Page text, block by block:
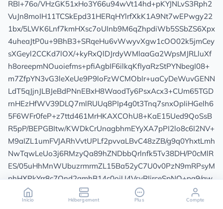
Inicio Hébergement Plus Compte